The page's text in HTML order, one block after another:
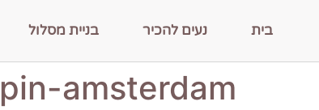
בית נעים להכיר בניית מסלול
pin-amsterdam